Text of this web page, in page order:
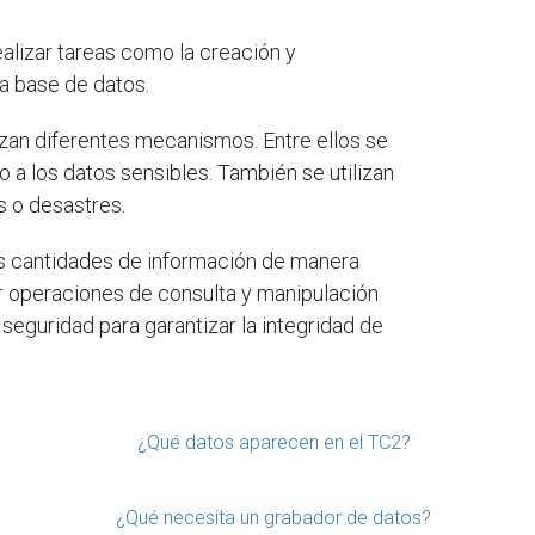
tareas como la creación y
base de datos.
diferentes mecanismos. Entre ellos se
los datos sensibles. También se utilizan
o desastres.
cantidades de información de manera
de consulta y manipulación
para garantizar la integridad de
¿Qué datos aparecen en el TC2?
¿Qué necesita un grabador de datos?